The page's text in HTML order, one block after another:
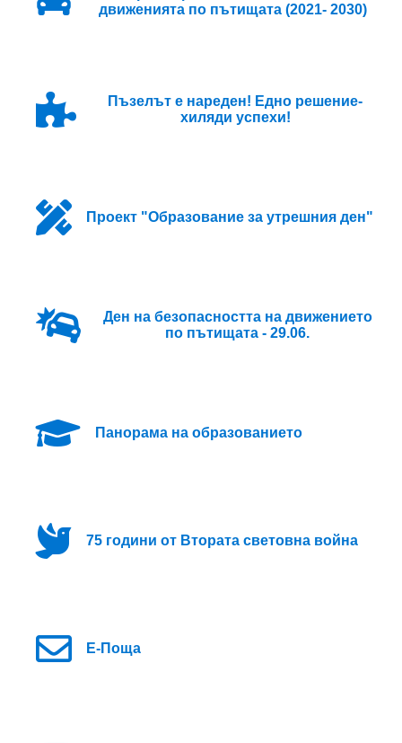
движенията по пътищата (2021- 2030)
Пъзелът е нареден! Едно решение-
хиляди успехи!
Проект "Образование за утрешния ден"
Ден на безопасността на движението
по пътищата - 29.06.
Панорама на образованието
75 години от Втората световна война
Е-Поща